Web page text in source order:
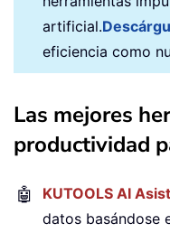
artificial.
eficiencia como
Las mejores
productividad
🤖 KUTOOLS AI
datos basándose